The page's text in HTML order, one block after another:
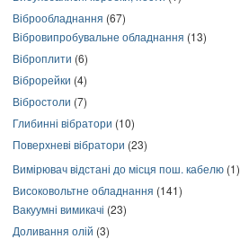
Віброобладнання (67)
Вібровипробувальне обладнання (13)
Віброплити (6)
Віброрейки (4)
Вібростоли (7)
Глибинні вібратори (10)
Поверхневі вібратори (23)
Вимірювач відстані до місця пош. кабелю (1)
Високовольтне обладнання (141)
Вакуумні вимикачі (23)
Доливання олій (3)